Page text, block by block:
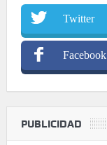
Twitter
Facebook
PUBLICIDAD